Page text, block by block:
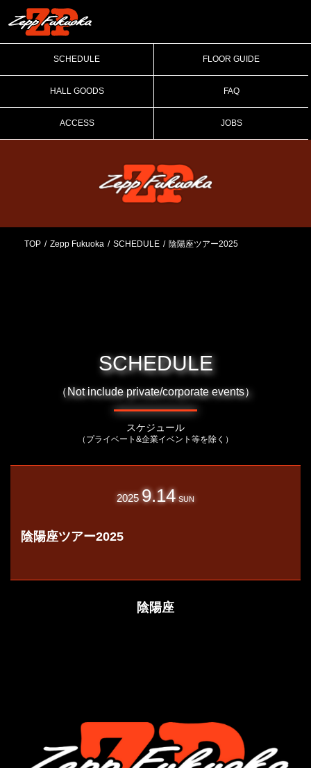
SCHEDULE FLOOR GUIDE
HALL GOODS FAQ
ACCESS JOBS
TOP Zepp Fukuoka SCHEDULE 陰陽座ツアー2025
SCHEDULE
（Not include private/corporate events）
スケジュール
（プライベート&企業イベント等を除く）
2025 9.14 SUN
陰陽座ツアー2025
陰陽座